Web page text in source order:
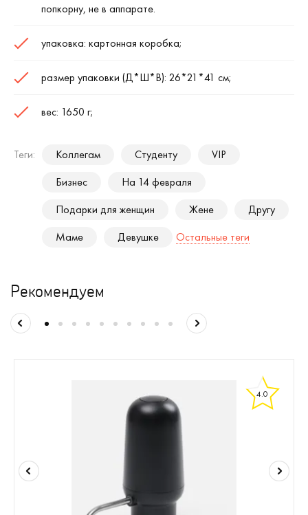
попкорну, не в аппарате.
упаковка: картонная коробка;
размер упаковки (Д*Ш*В): 26*21*41 см;
вес: 1650 г;
Теги: Коллегам Студенту
VIP
Бизнес
На 14 февраля
Подарки для женщин
Жене
Другу
Маме
Девушке Остальные теги
Рекомендуем
4.0